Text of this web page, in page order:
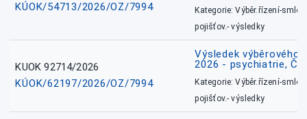
KÚOK/54713/2026/OZ/7994
Kategorie: Výběr.řízení-
pojišťov.- výsledky
KUOK 92714/2026
KÚOK/62197/2026/OZ/7994
Výsledek výběrového
2026 - psychiatrie,
Kategorie: Výběr.řízení-
pojišťov.- výsledky